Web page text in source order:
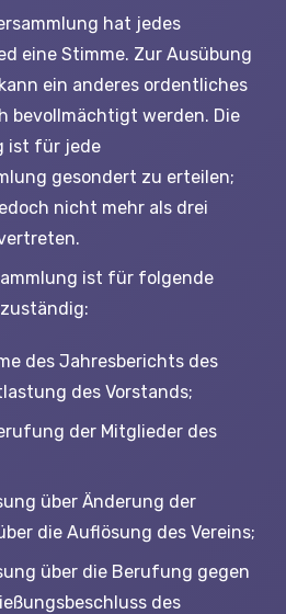
hat jedes
eine Stimme. Zur Ausübung
ein anderes ordentliches
bevollmächtigt werden. Die
ist für jede
gesondert zu erteilen;
nicht mehr als drei
ist für folgende
des Jahresberichts des
des Vorstands;
der Mitglieder des
über Änderung der
die Auflösung des Vereins;
über die Berufung gegen
des